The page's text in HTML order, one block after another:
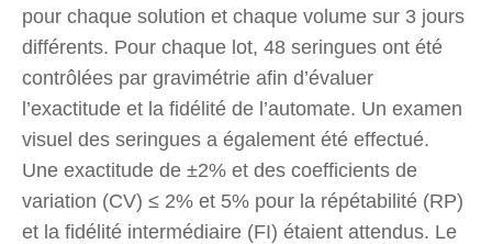
pour chaque solution et chaque volume sur 3 jours
différents. Pour chaque lot, 48 seringues ont été
contrôlées par gravimétrie afin d’évaluer
l’exactitude et la fidélité de l’automate. Un examen
visuel des seringues a également été effectué.
Une exactitude de ±2% et des coefficients de
variation (CV) ≤ 2% et 5% pour la répétabilité (RP)
et la fidélité intermédiaire (FI) étaient attendus. Le